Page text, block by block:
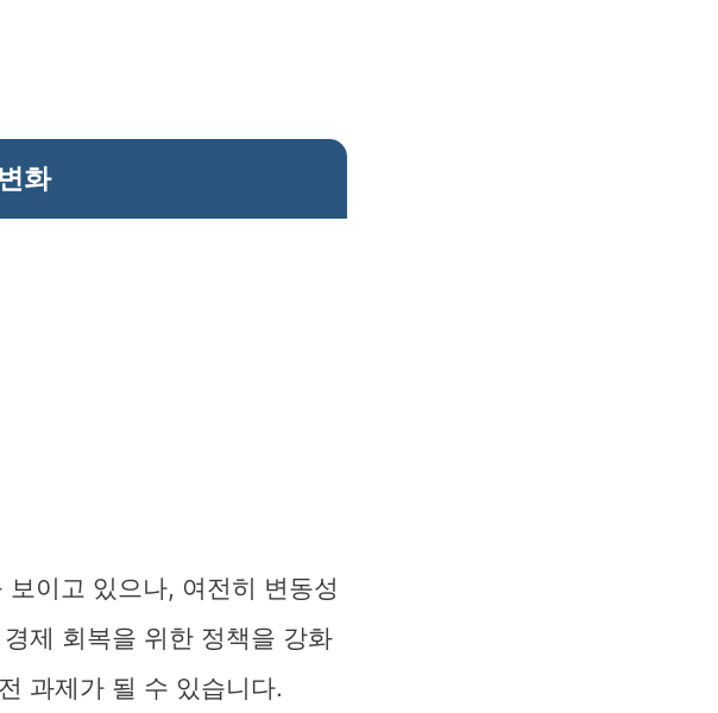
화
이고 있으나, 여전히 변동성
제 회복을 위한 정책을 강화
과제가 될 수 있습니다.